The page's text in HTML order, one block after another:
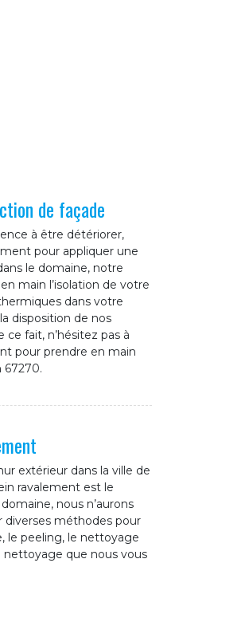
de façade
à être détériorer,
pour appliquer une
le domaine, notre
main l’isolation de votre
dans votre
disposition de nos
fait, n’hésitez pas à
pour prendre en main
67270.
extérieur dans la ville de
ravalement est le
nous n’aurons
diverses méthodes pour
le peeling, le nettoyage
nettoyage que nous vous